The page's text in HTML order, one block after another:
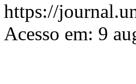
https://
Acesso em: 9